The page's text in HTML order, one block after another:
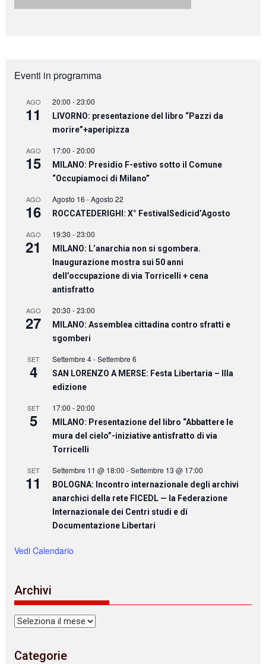
Eventi in programma
AGO
11
20:00 -23:00
LIVORNO: presentazione del libro “Pazzi da
morire”+aperipizza
AGO
15
17:00 -20:00
MILANO: Presidio F-estivo sotto il Comune
“Occupiamoci di Milano”
AGO
16
Agosto 16 -Agosto 22
ROCCATEDERIGHI: X° FestivalSedicid’Agosto
AGO
21
19:30 -23:00
MILANO: L’anarchia non si sgombera.
Inaugurazione mostra sui 50 anni
dell’occupazione di via Torricelli + cena
antisfratto
AGO
27
20:30 -23:00
MILANO: Assemblea cittadina contro sfratti e
sgomberi
SET
4
Settembre 4-Settembre 6
SAN LORENZO A MERSE: Festa Libertaria – IIIa
edizione
SET
5
17:00 -20:00
MILANO: Presentazione del libro “Abbattere le
mura del cielo”-iniziative antisfratto di via
Torricelli
SET
11
Settembre 11 @ 18:00 -Settembre 13 @ 17:00
BOLOGNA: Incontro internazionale degli archivi
anarchici della rete FICEDL — la Federazione
Internazionale dei Centri studi e di
Documentazione Libertari
Vedi Calendario
Archivi
Archivi
Categorie